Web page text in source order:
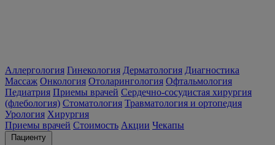
Аллергология Гинекология Дерматология Диагностика
Массаж Онкология Отоларингология Офтальмология
Педиатрия Приемы врачей Сердечно-сосудистая хирургия
(флебология) Стоматология Травматология и ортопедия
Урология Хирургия
Приемы врачей Стоимость Акции Чекапы
Пациенту